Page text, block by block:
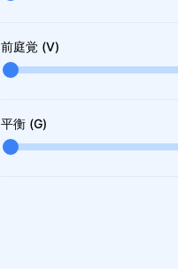
前庭覚 (V)
平衡 (G)